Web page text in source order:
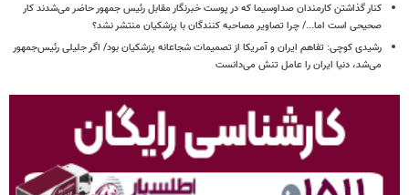
کنار گذاشتن کارمندان صداوسیما که در پوست خبرنگار مقابل رئیس جمهور حاضر می‌شدند کار
صحیحی است اما.../ چرا تصاویر مصاحبه کنندگان با پزشکیان منتشر نشد؟
رشیدی کوچی: تفاهم ایران و آمریکا از تصمیمات شجاعانه پزشکیان بود/ اگر جلیلی رئیس‌جمهور
می‌شد، دنیا ایران را عامل تنش می‌دانست